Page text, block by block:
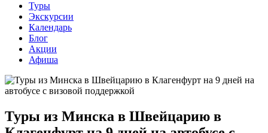
Туры
Экскурсии
Календарь
Блог
Акции
Афиша
Туры из Минска в Швейцарию в